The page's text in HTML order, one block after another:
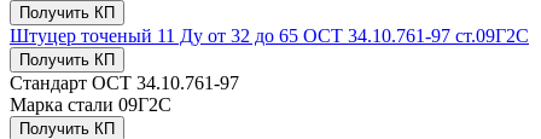
Получить КП
Штуцер точеный 11 Ду от 32 до 65 ОСТ 34.10.761-97 ст.09Г2С
Получить КП
Стандарт ОСТ 34.10.761-97
Марка стали 09Г2С
Получить КП